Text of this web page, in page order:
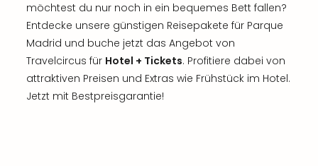
möchtest du nur noch in ein bequemes Bett fallen?
Entdecke unsere günstigen Reisepakete für Parque
Madrid und buche jetzt das Angebot von
Travelcircus für Hotel + Tickets. Profitiere dabei von
attraktiven Preisen und Extras wie Frühstück im Hotel.
Jetzt mit Bestpreisgarantie!